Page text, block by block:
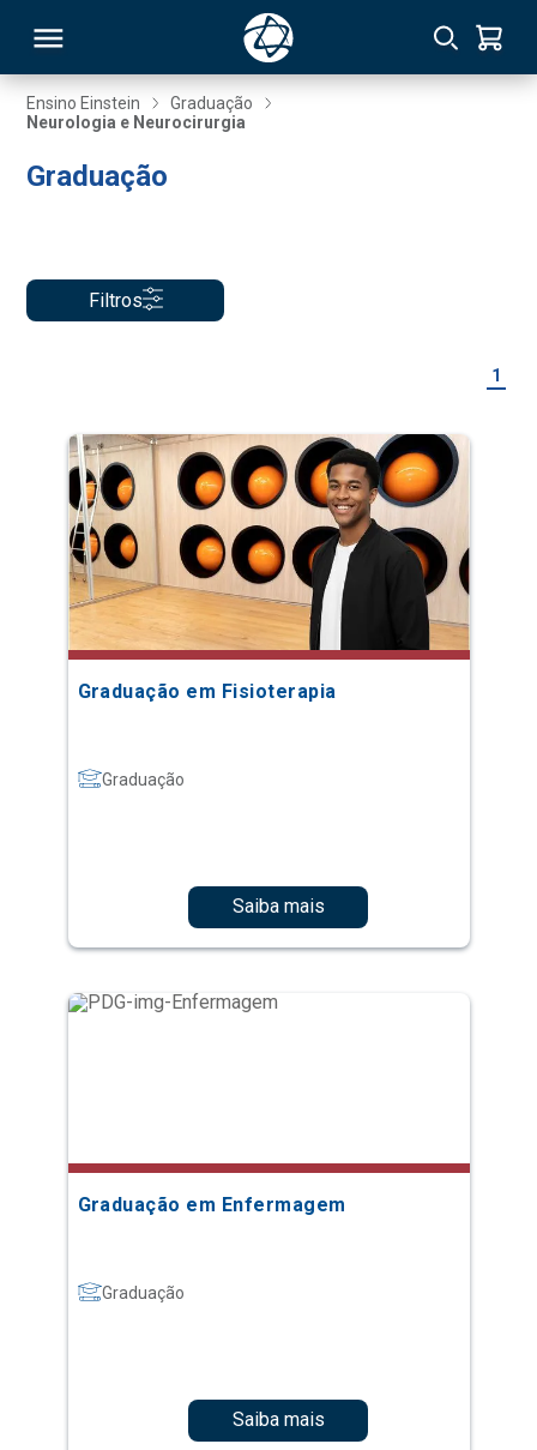
Ensino Einstein
Graduação
Neurologia e Neurocirurgia
Graduação
Filtros
1
Graduação em Fisioterapia
Graduação
Saiba mais
Graduação em Enfermagem
Graduação
Saiba mais